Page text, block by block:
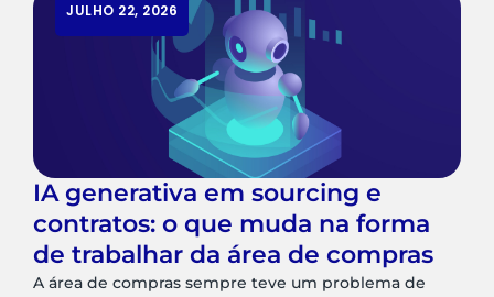
JULHO 22, 2026
IA generativa em sourcing e
contratos: o que muda na forma
de trabalhar da área de compras
A área de compras sempre teve um problema de